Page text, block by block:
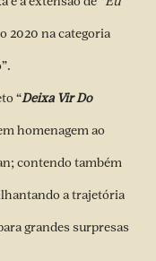
2020 na categoria
“Deixa Vir Do
homenagem ao
contendo também
a trajetória
grandes surpresas